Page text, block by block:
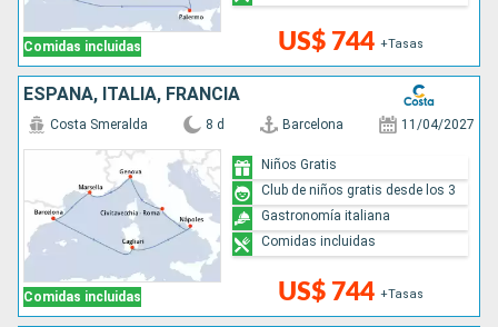
Comidas incluidas US$ 744 +Tasas
ESPAÑA, ITALIA, FRANCIA
Comidas incluidas
Costa Smeralda 8 d Barcelona 11/04/2027
US$ 744 +Tasas
Niños Gratis
Club de niños gratis desde los 3
Gastronomía italiana
Comidas incluidas